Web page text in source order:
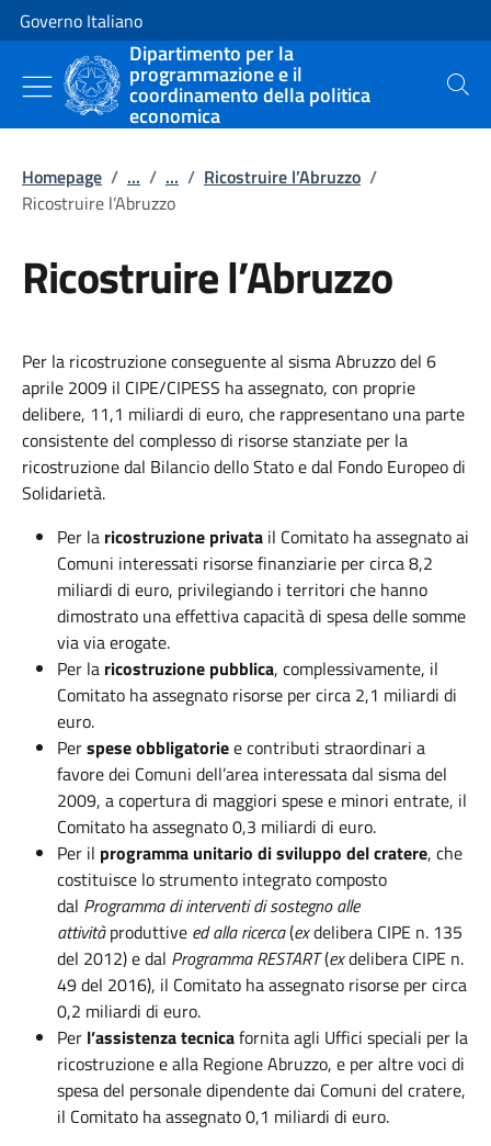
Vai al contenuto
Vai alla navigazione del sito
Governo Italiano
Dipartimento per la
programmazione e il
coordinamento della politica
economica
Cerca
Homepage / ... / ... / Ricostruire l’Abruzzo /
Ricostruire l’Abruzzo
Ricostruire l’Abruzzo
Per la ricostruzione conseguente al sisma Abruzzo del 6
aprile 2009 il CIPE/CIPESS ha assegnato, con proprie
delibere, 11,1 miliardi di euro, che rappresentano una parte
consistente del complesso di risorse stanziate per la
ricostruzione dal Bilancio dello Stato e dal Fondo Europeo di
Solidarietà.
Per la ricostruzione privata il Comitato ha assegnato ai
Comuni interessati risorse finanziarie per circa 8,2
miliardi di euro, privilegiando i territori che hanno
dimostrato una effettiva capacità di spesa delle somme
via via erogate.
Per la ricostruzione pubblica, complessivamente, il
Comitato ha assegnato risorse per circa 2,1 miliardi di
euro.
Perspese obbligatoriee contributi straordinari a
favore dei Comuni dell’area interessata dal sisma del
2009, a copertura di maggiori spese e minori entrate, il
Comitato ha assegnato 0,3 miliardi di euro.
Per il programma unitario di sviluppo del cratere, che
costituisce lo strumento integrato composto
dal Programma di interventi di sostegno alle
attivitàproduttive ed alla ricerca(exdelibera CIPE n. 135
del 2012) e dal Programma RESTART(exdelibera CIPE n.
49 del 2016), il Comitato ha assegnato risorse per circa
0,2 miliardi di euro.
Per l’assistenza tecnicafornita agli Uffici speciali per la
ricostruzione e alla Regione Abruzzo, e per altre voci di
spesa del personale dipendente dai Comuni del cratere,
il Comitato ha assegnato 0,1 miliardi di euro.